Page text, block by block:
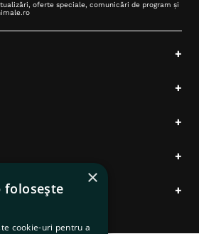
oferte speciale, comunicări de program și
+
+
+
+
+
×
folosește
cookie-uri pentru a